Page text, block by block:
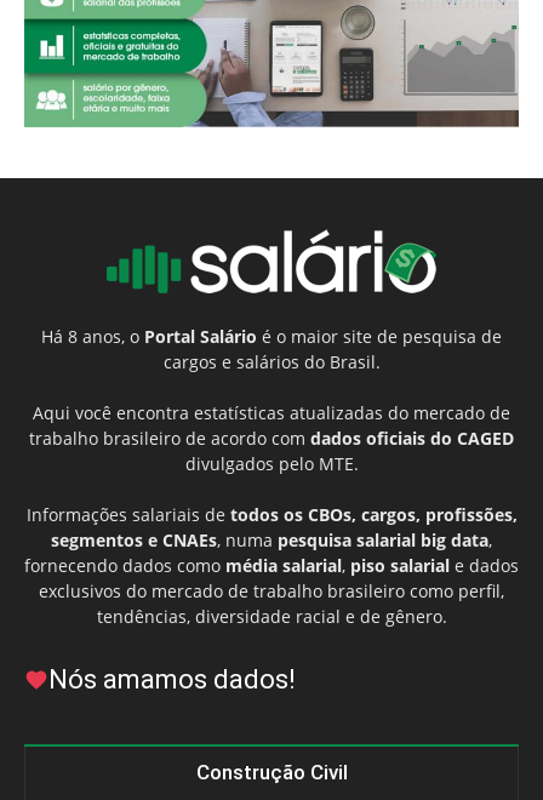
Há 8 anos, o Portal Salário é o maior site de pesquisa de
cargos e salários do Brasil.
Aqui você encontra estatísticas atualizadas do mercado de
trabalho brasileiro de acordo com dados oficiais do CAGED
divulgados pelo MTE.
Informações salariais de todos os CBOs, cargos, profissões,
segmentos e CNAEs, numa pesquisa salarial big data,
fornecendo dados como média salarial, piso salarial e dados
exclusivos do mercado de trabalho brasileiro como perfil,
tendências, diversidade racial e de gênero.
Nós amamos dados!
Construção Civil